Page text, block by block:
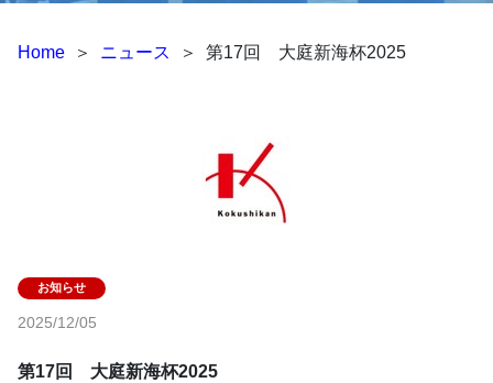
Home ＞ ニュース ＞ 第17回 大庭新海杯2025
2025/12/05
第17回　大庭新海杯2025